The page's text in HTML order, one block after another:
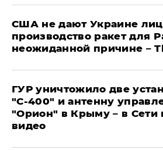
США не дают Украине
производство ракет для
неожиданной причине –
ГУР уничтожило две
"С‑400" и антенну
"Орион" в Крыму – в Сети
видео